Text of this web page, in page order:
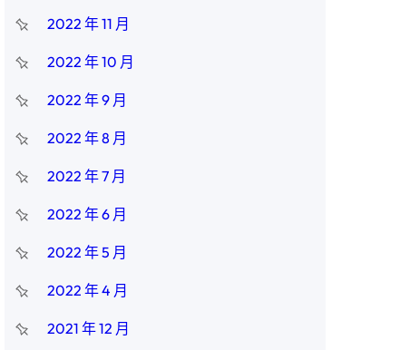
2022 年 11 月
2022 年 10 月
2022 年 9 月
2022 年 8 月
2022 年 7 月
2022 年 6 月
2022 年 5 月
2022 年 4 月
2021 年 12 月